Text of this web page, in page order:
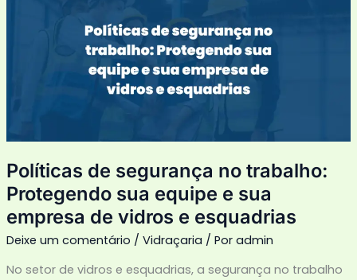
Políticas de segurança no trabalho:
Protegendo sua equipe e sua
empresa de vidros e esquadrias
Deixe um comentário / Vidraçaria / Por admin
No setor de vidros e esquadrias, a segurança no trabalho
sua
empresa
de
vidros
e
esquadrias